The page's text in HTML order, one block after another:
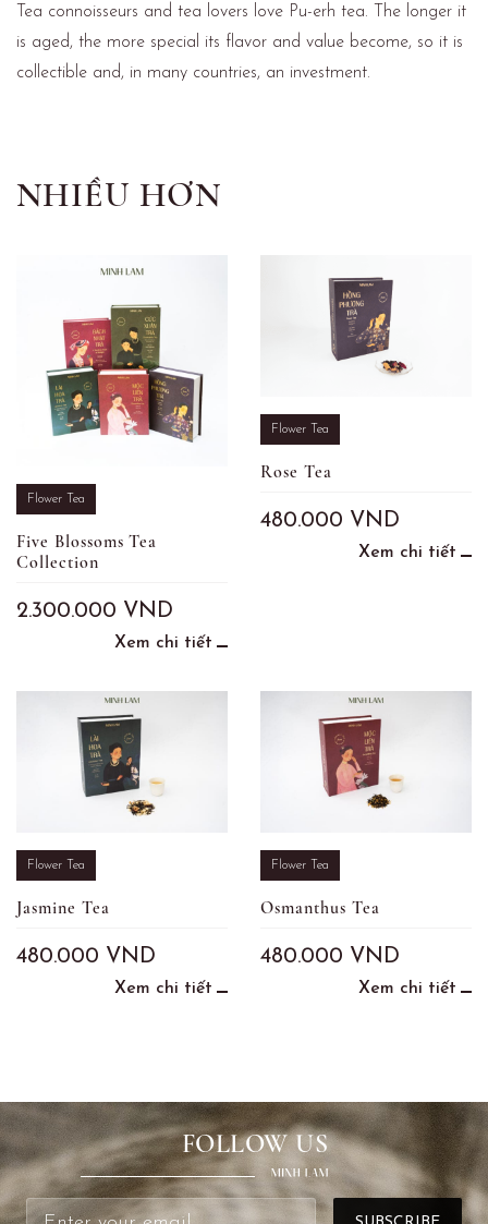
Tea connoisseurs and tea lovers love Pu-erh tea. The longer it
is aged, the more special its flavor and value become, so it is
collectible and, in many countries, an investment.
NHIỀU HƠN
Flower Tea
Five Blossoms Tea
Collection
2.300.000 VND
Xem chi tiết
Flower Tea
Rose Tea
480.000 VND
Xem chi tiết
Flower Tea
Jasmine Tea
480.000 VND
Xem chi tiết
Flower Tea
Osmanthus Tea
480.000 VND
Xem chi tiết
FOLLOW US